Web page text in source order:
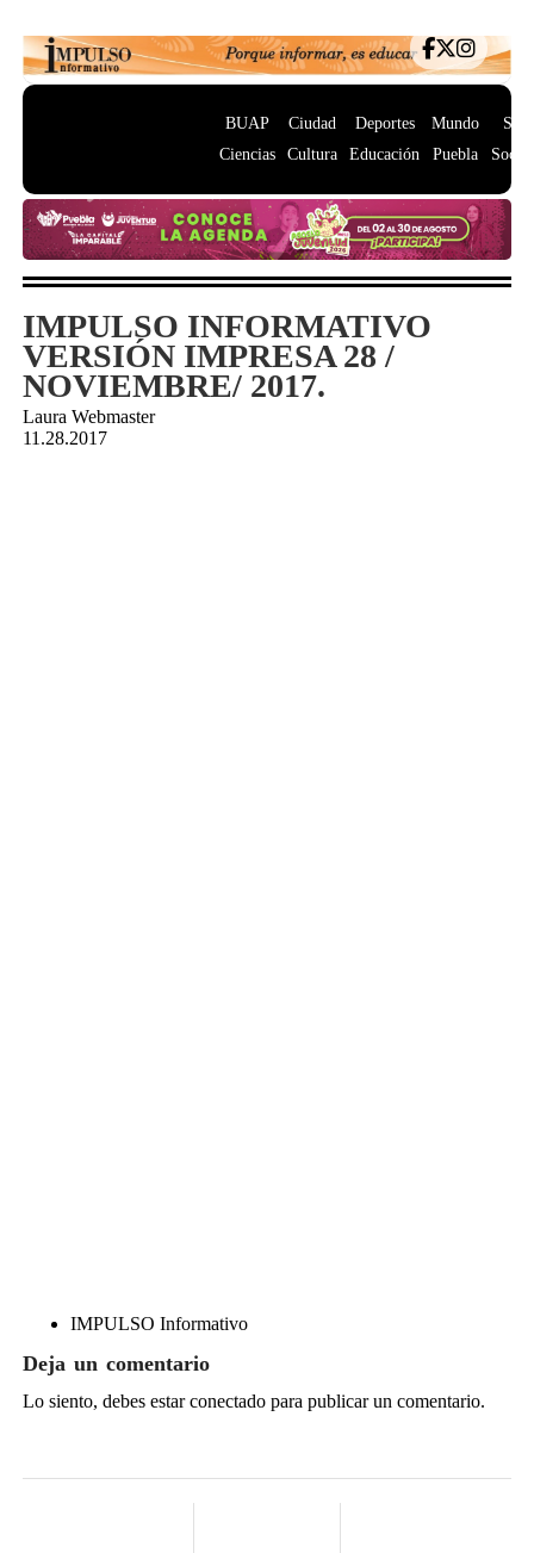
BUAP
Ciencias
Ciudad
Cultura
Deportes
Educación
Mundo
Puebla
IMPULSO INFORMATIVO
VERSIÓN IMPRESA 28 /
NOVIEMBRE/ 2017.
Laura Webmaster
11.28.2017
IMPULSO Informativo
Deja un comentario
Lo siento, debes estarconectadopara publicar un comentario.